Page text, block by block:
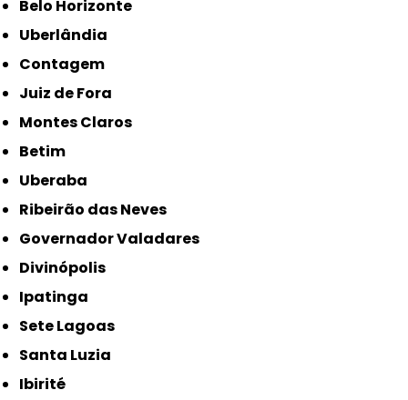
Belo Horizonte
Uberlândia
Contagem
Juiz de Fora
Montes Claros
Betim
Uberaba
Ribeirão das Neves
Governador Valadares
Divinópolis
Ipatinga
Sete Lagoas
Santa Luzia
Ibirité